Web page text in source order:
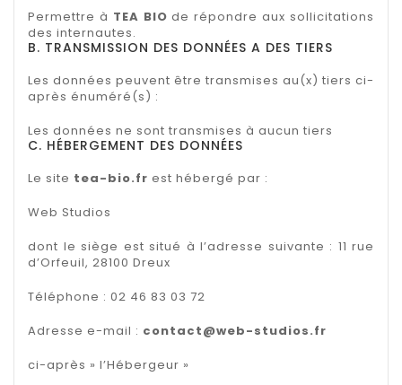
Permettre à TEA BIO de répondre aux sollicitations
des internautes.
B. TRANSMISSION DES DONNÉES A DES TIERS
Les données peuvent être transmises au(x) tiers ci-
après énuméré(s) :
Les données ne sont transmises à aucun tiers
C. HÉBERGEMENT DES DONNÉES
Le site tea-bio.fr est hébergé par :
Web Studios
dont le siège est situé à l’adresse suivante : 11 rue
d’Orfeuil, 28100 Dreux
Téléphone : 02 46 83 03 72
Adresse e-mail : contact@web-studios.fr
ci-après » l’Hébergeur »